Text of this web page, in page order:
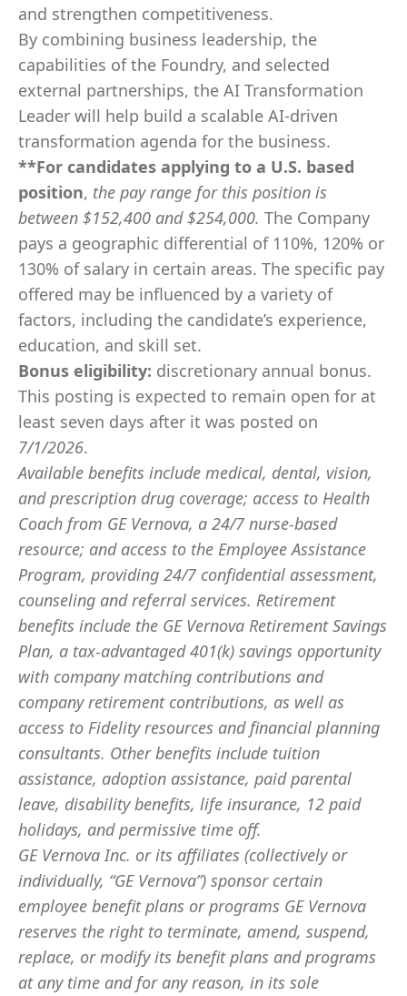
and strengthen competitiveness.
By combining business leadership, the
capabilities of the Foundry, and selected
external partnerships, the AI Transformation
Leader will help build a scalable AI-driven
transformation agenda for the business.
**For candidates applying to a U.S. based
position, the pay range for this position is
between $152,400 and $254,000. The Company
pays a geographic differential of 110%, 120% or
130% of salary in certain areas. The specific pay
offered may be influenced by a variety of
factors, including the candidate’s experience,
education, and skill set.
Bonus eligibility: discretionary annual bonus.
This posting is expected to remain open for at
least seven days after it was posted on
7/1/2026.
Available benefits include medical, dental, vision,
and prescription drug coverage; access to Health
Coach from GE Vernova, a 24/7 nurse-based
resource; and access to the Employee Assistance
Program, providing 24/7 confidential assessment,
counseling and referral services. Retirement
benefits include the GE Vernova Retirement Savings
Plan, a tax-advantaged 401(k) savings opportunity
with company matching contributions and
company retirement contributions, as well as
access to Fidelity resources and financial planning
consultants. Other benefits include tuition
assistance, adoption assistance, paid parental
leave, disability benefits, life insurance, 12 paid
holidays, and permissive time off.
GE Vernova Inc. or its affiliates (collectively or
individually, “GE Vernova”) sponsor certain
employee benefit plans or programs GE Vernova
reserves the right to terminate, amend, suspend,
replace, or modify its benefit plans and programs
at any time and for any reason, in its sole